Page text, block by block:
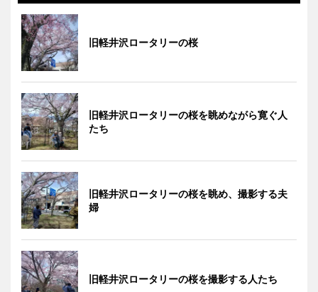
旧軽井沢ロータリーの桜
旧軽井沢ロータリーの桜を眺めながら寛ぐ人
たち
旧軽井沢ロータリーの桜を眺め、撮影する夫
婦
旧軽井沢ロータリーの桜を撮影する人たち